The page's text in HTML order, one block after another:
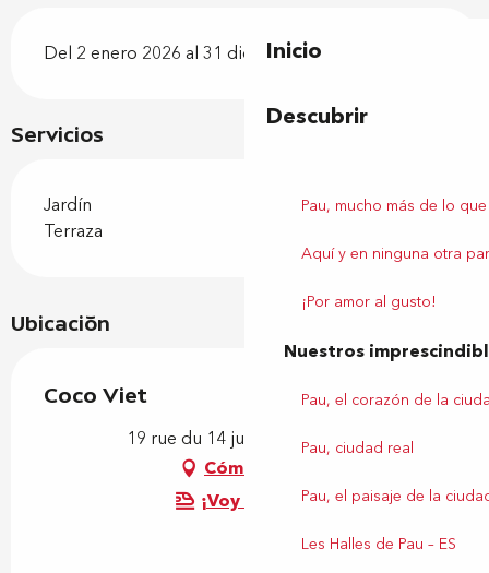
Inicio
Descubrir
Pau, mucho más de lo
Aquí y en ninguna otra
¡Por amor al gusto!
Nuestros
Pau, el corazón de la
Pau, ciudad real
Pau, el paisaje de la
Les Halles de Pau – ES
Servicios
Jardín
Terraza
Del 2 enero 2026 al 31 diciembre 2026
Ubicación
Coco Viet
19 rue du 14 juillet, 64000 Pau
Cómo llegar
¡Voy en tren!